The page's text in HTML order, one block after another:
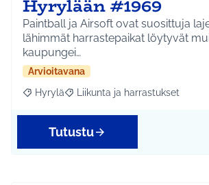
Hyrylään #1969
Paintball ja Airsoft ovat suosittuja
lähimmät harrastepaikat löytyvät
kaupungei…
Arvioitavana
Rajaa tulokset aihepiirin mukaan: Hyrylä
Hyrylä Rajaa tulokset teeman
Liikunta ja harrastukset
Tutustu